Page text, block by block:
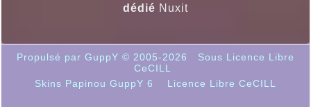
dédié Nuxit
Propulsé par GuppY © 2005-2026
Sous Licence Libre
CeCILL
Skins Papinou GuppY 6
Licence Libre CeCILL